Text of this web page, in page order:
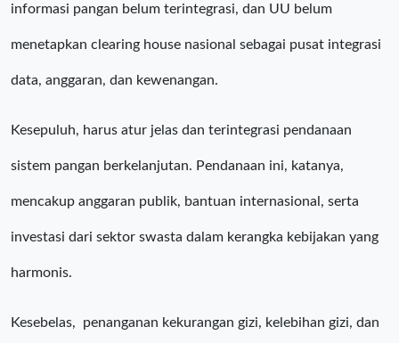
informasi pangan belum terintegrasi, dan UU belum
menetapkan clearing house nasional sebagai pusat integrasi
data, anggaran, dan kewenangan.
Kesepuluh, harus atur jelas dan terintegrasi pendanaan
sistem pangan berkelanjutan. Pendanaan ini, katanya,
mencakup anggaran publik, bantuan internasional, serta
investasi dari sektor swasta dalam kerangka kebijakan yang
harmonis.
Kesebelas, penanganan kekurangan gizi, kelebihan gizi, dan